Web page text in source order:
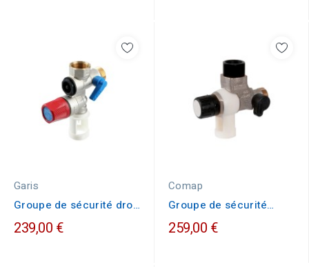
Garis
Groupe de sécurité droit
GARIS S01-GSEC-20X
239,00 €
Comap
Groupe de sécurité
COMAP REVERSO 3/4''
259,00 €